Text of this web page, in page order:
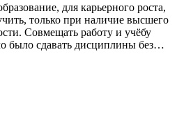
для карьерного роста,
только при наличие высшего
Совмещать работу и учёбу
было сдавать дисциплины без